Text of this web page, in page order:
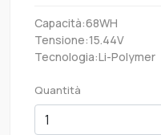
Capacità:68WH
Tensione:15.44V
Tecnologia:Li-Polymer
Quantità